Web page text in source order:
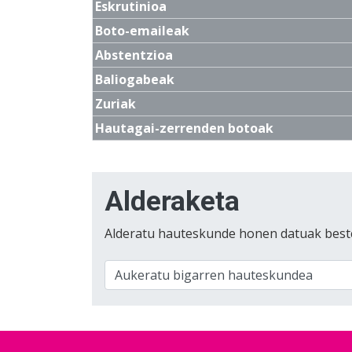
Eskrutinioa
Boto-emaileak
Abstentzioa
Baliogabeak
Zuriak
Hautagai-zerrenden botoak
Alderaketa
Alderatu hauteskunde honen datuak